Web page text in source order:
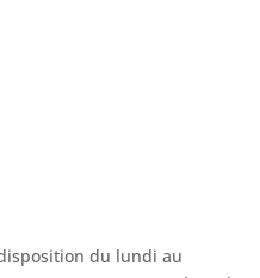
du lundi au